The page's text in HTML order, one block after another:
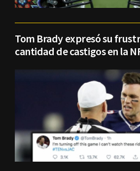
Tom Brady expresó su
cantidad de castigos en la